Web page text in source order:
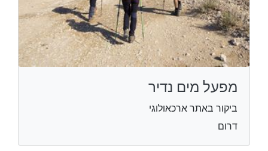
מפעל מים נדיר
ביקור באתר ארכאולוגי
דרום